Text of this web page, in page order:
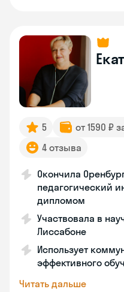
5 от 1590 ₽
4 отзыва
Окончила
педагогический
дипломом
Участвовала в
Лиссабоне
Использует
эффективного
Читать дальше